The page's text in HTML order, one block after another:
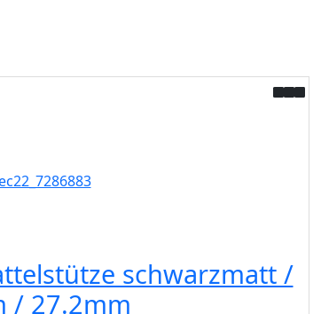
schwarzmatt /
/ 27.2mm